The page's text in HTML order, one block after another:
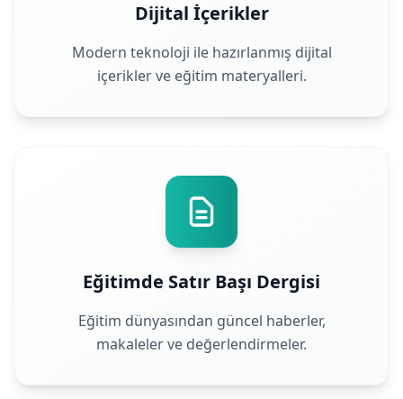
Dijital İçerikler
Modern teknoloji ile hazırlanmış dijital
içerikler ve eğitim materyalleri.
Eğitimde Satır Başı Dergisi
Eğitim dünyasından güncel haberler,
makaleler ve değerlendirmeler.